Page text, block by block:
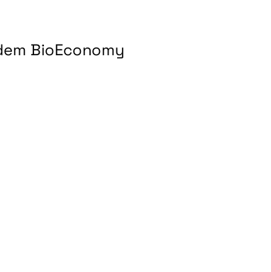
BioEconomy
biobasierte Produkte und Kraftstoffe"